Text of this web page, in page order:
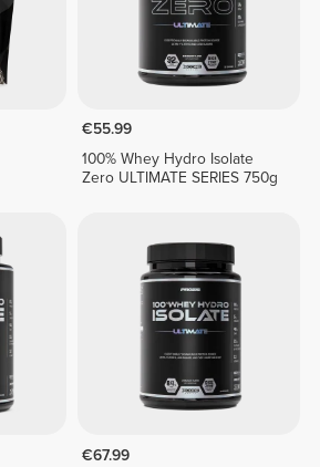
€55.99
100% Whey Hydro Isolate
Zero ULTIMATE SERIES 750g
€67.99